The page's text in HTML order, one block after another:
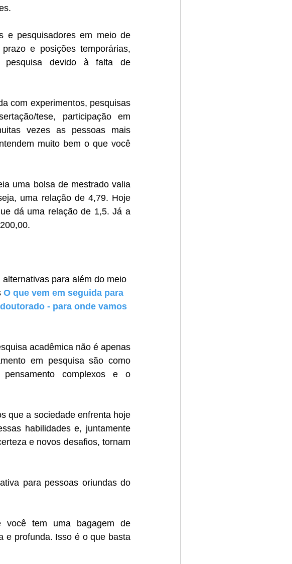
e pesquisadores em meio de
e posições temporárias,
pesquisa devido à falta de
com experimentos, pesquisas
tese, participação em
vezes as pessoas mais
muito bem o que você
uma bolsa de mestrado valia
uma relação de 4,79. Hoje
dá uma relação de 1,5. Já a
para além do meio
O que vem em seguida para
- para onde vamos
acadêmica não é apenas
em pesquisa são como
pensamento complexos e o
que a sociedade enfrenta hoje
habilidades e, juntamente
e novos desafios, tornam
para pessoas oriundas do
você tem uma bagagem de
e profunda. Isso é o que basta